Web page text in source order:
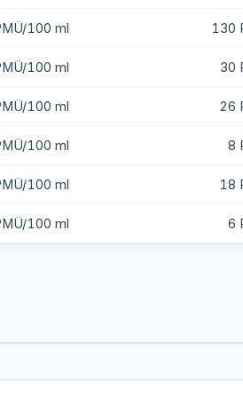
100 ml 130
100 ml 30
100 ml 26
100 ml 8
100 ml 18
100 ml 6